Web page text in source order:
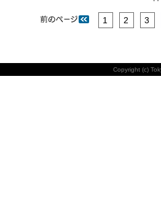
1 2 3
Copyright (c)